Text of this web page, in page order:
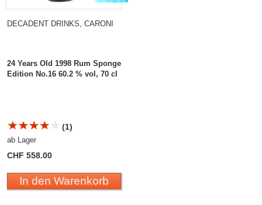
DECADENT DRINKS, CARONI
24 Years Old 1998 Rum Sponge
Edition No.16 60.2 % vol, 70 cl
(1)
ab Lager
CHF 558.00
In den Warenkorb